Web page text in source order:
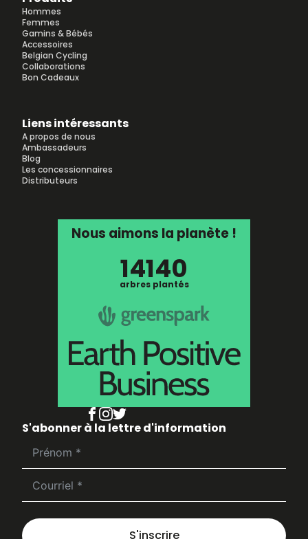
Hommes
Femmes
Gamins & Bébés
Accessoires
Belgian Cycling
Collaborations
Bon Cadeaux
Liens intéressants
A propos de nous
Ambassadeurs
Blog
Les concessionnaires
Distributeurs
Nous aimons la planète !
14140
arbres plantés
S'abonner à la lettre d'information
S'inscrire